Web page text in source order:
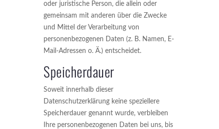
oder juristische Person, die allein oder
gemeinsam mit anderen über die Zwecke
und Mittel der Verarbeitung von
personenbezogenen Daten (z. B. Namen, E-
Mail-Adressen o. Ä.) entscheidet.
Speicherdauer
Soweit innerhalb dieser
Datenschutzerklärung keine speziellere
Speicherdauer genannt wurde, verbleiben
Ihre personenbezogenen Daten bei uns, bis